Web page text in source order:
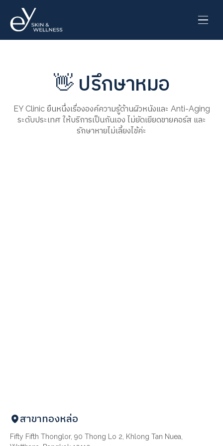
👋 ปรึกษาหมอ
EY Clinic ยืนหนึ่งเรื่ององค์ความรู้ด้านผิวหนังและ Anti-Aging
ระดับประเทศ ให้บริการเป็นกันเอง ไม่ยัดเยียดขายคอร์ส และ
รักษาหายไม่เลี้ยงไข้ค่ะ
สาขาทองหล่อ
Fifty Fifth Thonglor, 90 Thong Lo 2, Khlong Tan Nuea,